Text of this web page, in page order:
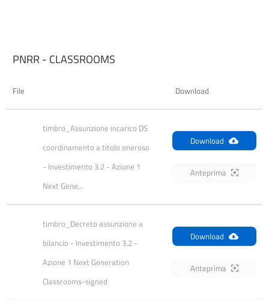
PNRR - CLASSROOMS
File Download
timbro_Assunzione incarico DS
coordinamento a titolo oneroso
- Investimento 3.2 - Azione 1
Next Gene...
Download
Anteprima
timbro_Decreto assunzione a
bilancio - Investimento 3.2 -
Azione 1 Next Generation
Classrooms-signed
Download
Anteprima